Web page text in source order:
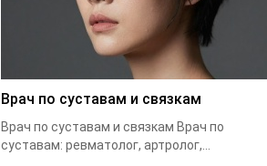
Врач по суставам и связкам
Врач по суставам и связкам Врач по
суставам: ревматолог, артролог,...